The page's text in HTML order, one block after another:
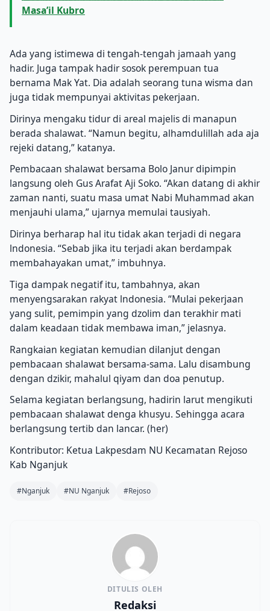
Masa’il Kubro
Ada yang istimewa di tengah-tengah jamaah yang
hadir. Juga tampak hadir sosok perempuan tua
bernama Mak Yat. Dia adalah seorang tuna wisma dan
juga tidak mempunyai aktivitas pekerjaan.
Dirinya mengaku tidur di areal majelis di manapun
berada shalawat. “Namun begitu, alhamdulillah ada aja
rejeki datang,” katanya.
Pembacaan shalawat bersama Bolo Janur dipimpin
langsung oleh Gus Arafat Aji Soko. “Akan datang di akhir
zaman nanti, suatu masa umat Nabi Muhammad akan
menjauhi ulama,” ujarnya memulai tausiyah.
Dirinya berharap hal itu tidak akan terjadi di negara
lndonesia. “Sebab jika itu terjadi akan berdampak
membahayakan umat,” imbuhnya.
Tiga dampak negatif itu, tambahnya, akan
menyengsarakan rakyat lndonesia. “Mulai pekerjaan
yang sulit, pemimpin yang dzolim dan terakhir mati
dalam keadaan tidak membawa iman,” jelasnya.
Rangkaian kegiatan kemudian dilanjut dengan
pembacaan shalawat bersama-sama. Lalu disambung
dengan dzikir, mahalul qiyam dan doa penutup.
Selama kegiatan berlangsung, hadirin larut mengikuti
pembacaan shalawat denga khusyu. Sehingga acara
berlangsung tertib dan lancar. (her)
Kontributor: Ketua Lakpesdam NU Kecamatan Rejoso
Kab Nganjuk
#Nganjuk #NU Nganjuk #Rejoso
DITULIS OLEH
Redaksi